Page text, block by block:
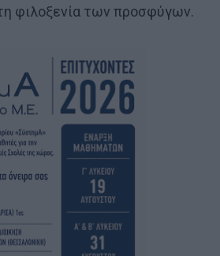
φιλοξενία των προσφύγων.